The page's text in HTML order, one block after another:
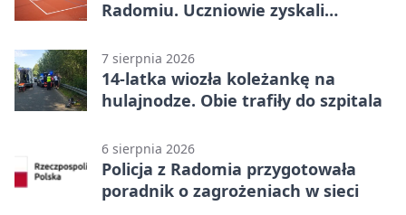
Radomiu. Uczniowie zyskali
7 sierpnia 2026
14-latka wiozła koleżankę na
hulajnodze. Obie trafiły do szpitala
6 sierpnia 2026
Policja z Radomia przygotowała
poradnik o zagrożeniach w sieci